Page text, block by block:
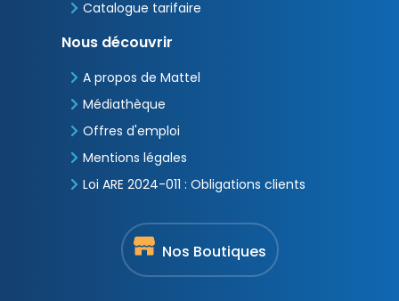
Catalogue tarifaire
Nous découvrir
A propos de Mattel
Médiathèque
Offres d'emploi
Mentions légales
Loi ARE 2024-011 : Obligations clients
Nos Boutiques